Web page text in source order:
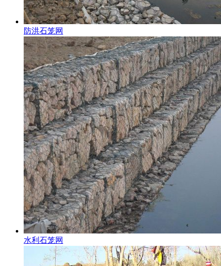
防洪石笼网
水利石笼网